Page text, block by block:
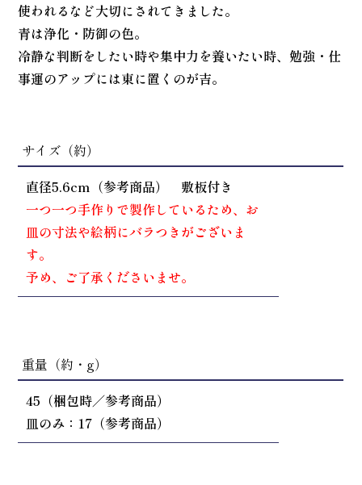
使われるなど大切にされてきました。
青は浄化・防御の色。
冷静な判断をしたい時や集中力を養いたい時、勉強・仕
事運のアップには東に置くのが吉。
サイズ（約）
直径5.6cm（参考商品） 敷板付き
一つ一つ手作りで製作しているため、お
皿の寸法や絵柄にバラつきがございま
す。
予め、ご了承くださいませ。
重量（約・g）
45（梱包時／参考商品）
皿のみ：17（参考商品）